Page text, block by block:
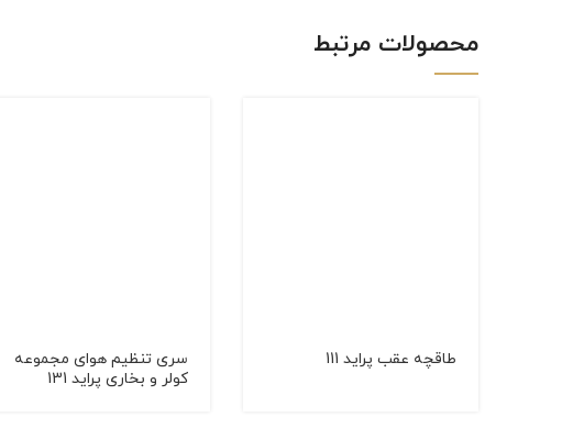
محصولات مرتبط
طاقچه عقب پراید 111
سری تنظیم هوای مجموعه
کولر و بخاری پراید 131